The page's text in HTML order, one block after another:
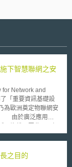
下智慧聯網之安
Network and
「重要資訊基礎設
為歐洲奠定物聯網安
非常重要。ENISA
安全措施與實作:
之目的